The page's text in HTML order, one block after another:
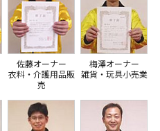
佐藤オーナー
衣料・介護用品販
売
梅澤オーナー
雑貨・玩具小売業